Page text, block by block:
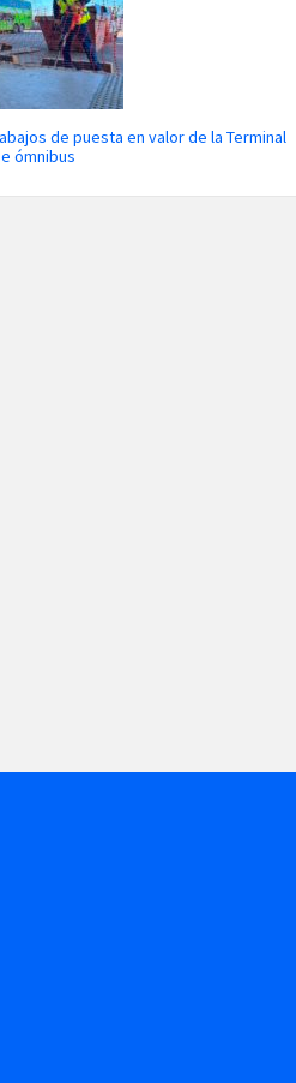
de puesta en valor de la Terminal
ómnibus